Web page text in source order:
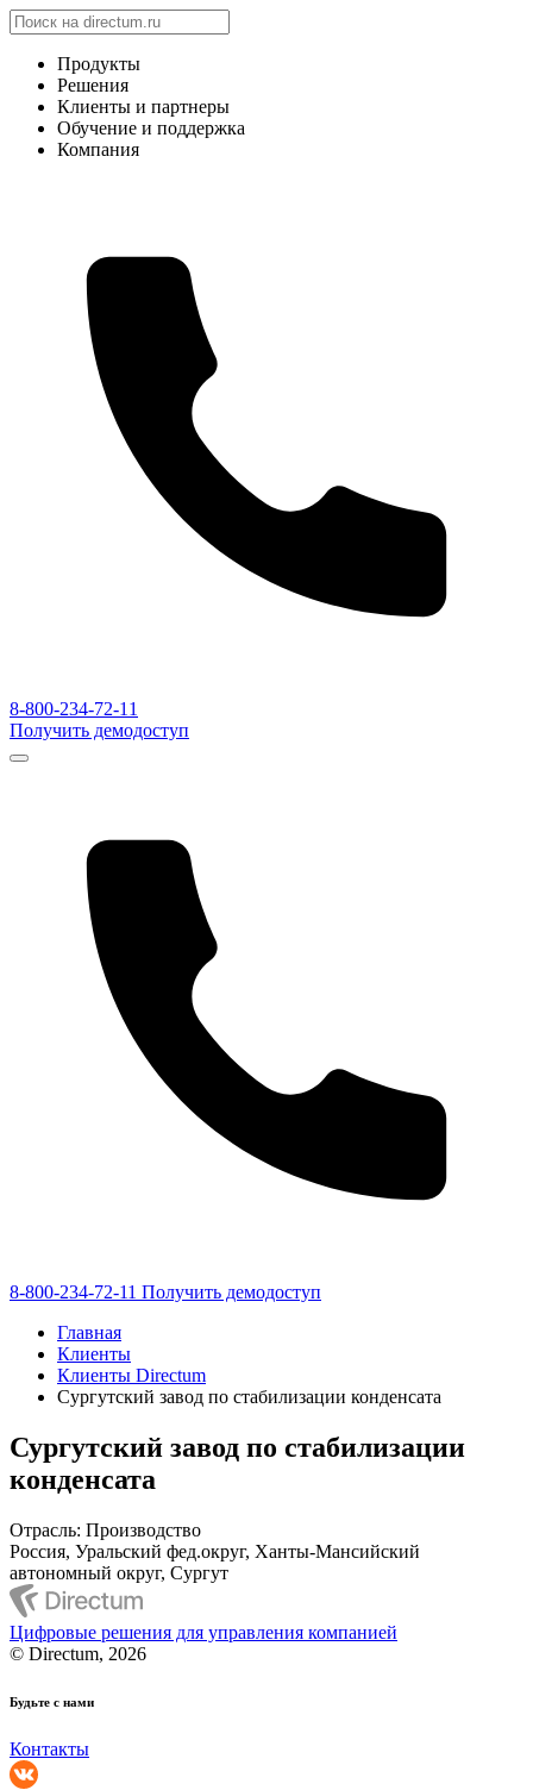
Продукты
Решения
Клиенты и партнеры
Обучение и поддержка
Компания
8-800-234-72-11
Получить демодоступ
8-800-234-72-11 Получить демодоступ
Главная
Клиенты
Клиенты Directum
Сургутский завод по стабилизации конденсата
Сургутский завод по стабилизации
конденсата
Отрасль: Производство
Россия, Уральский фед.округ, Ханты-Мансийский
автономный округ, Сургут
Цифровые решения для управления компанией
© Directum, 2026
Будьте с нами
Контакты